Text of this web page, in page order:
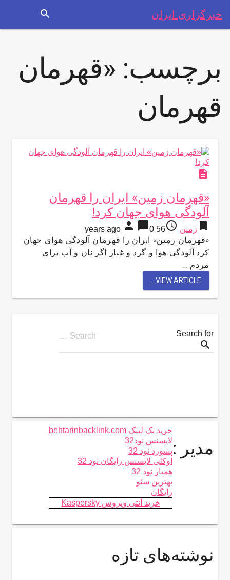
خبرگزاری ایران search
برچسب:«قهرمان
قهرمان
description
«قهرمان زمین» ایران را قهرمان
آلودگی هوای جهان کرد!
bookmark زمین access_time
56 years ago
person chat_bubble0
«قهرمان زمین» ایران را قهرمان آلودگی هوای جهان
کرد!آلودگی هوا و گرد و غبار اگر نان و آب برای
مردم …
VIEW ARTICLE...
Search for
Search …
search
مدیر :
خرید بک لینک behtarinbacklink.com
لایسنس نود32
پسورد نود 32
اوکلی لایسنس رایگان نود 32
همیار نود 32
بهترین سئو
رایگان
خرید آنتی ویروس Kaspersky
نوشته‌های تازه